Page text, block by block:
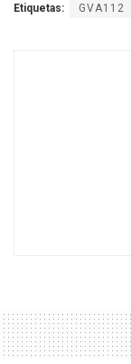
Etiquetas: GVA112